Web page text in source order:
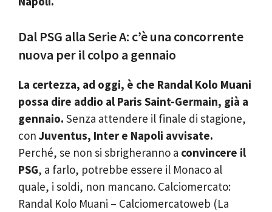
Dal PSG alla Serie A: c’è una concorrente
nuova per il colpo a gennaio
La certezza, ad oggi, è che Randal Kolo Muani
possa dire addio al Paris Saint-Germain, già a
gennaio. Senza attendere il finale di stagione,
con Juventus, Inter e Napoli avvisate.
Perché, se non si sbrigheranno a convincere il
PSG, a farlo, potrebbe essere il Monaco al
quale, i soldi, non mancano. Calciomercato:
Randal Kolo Muani – Calciomercatoweb (La